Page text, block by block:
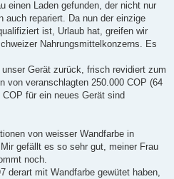
einen Laden gefunden, der nicht nur
auch repariert. Da nun der einzige
ist, Urlaub hat, greifen wir
Nahrungsmittelkonzerns. Es
Gerät zurück, frisch revidiert zum
von veranschlagten 250.000 COP (64
für ein neues Gerät sind
von weisser Wandfarbe in
gefällt es so sehr gut, meiner Frau
noch.
derart mit Wandfarbe gewütet haben,